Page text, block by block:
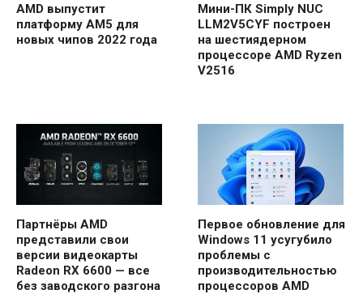
AMD выпустит
платформу AM5 для
новых чипов 2022 года
Мини-ПК Simply NUC
LLM2V5CYF построен
на шестиядерном
процессоре AMD Ryzen
V2516
Партнёры AMD
представили свои
версии видеокарты
Radeon RX 6600 — все
без заводского разгона
Первое обновление для
Windows 11 усугубило
проблемы с
производительностью
процессоров AMD